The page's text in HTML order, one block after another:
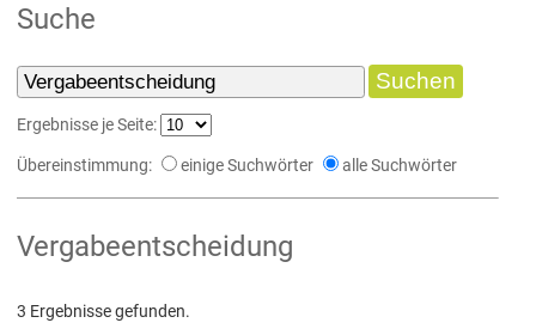
Suche
Ergebnisse je Seite:
Übereinstimmung: einige Suchwörter alle Suchwörter
Vergabeentscheidung
3 Ergebnisse gefunden.